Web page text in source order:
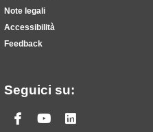
Note legali
Accessibilità
Feedback
Seguici su:
Facebook
Youtube